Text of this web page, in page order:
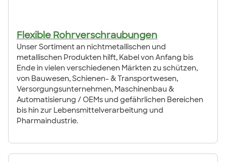
Flexible Rohrverschraubungen
Unser Sortiment an nichtmetallischen und
metallischen Produkten hilft, Kabel von Anfang bis
Ende in vielen verschiedenen Märkten zu schützen,
von Bauwesen, Schienen- & Transportwesen,
Versorgungsunternehmen, Maschinenbau &
Automatisierung / OEMs und gefährlichen Bereichen
bis hin zur Lebensmittelverarbeitung und
Pharmaindustrie.